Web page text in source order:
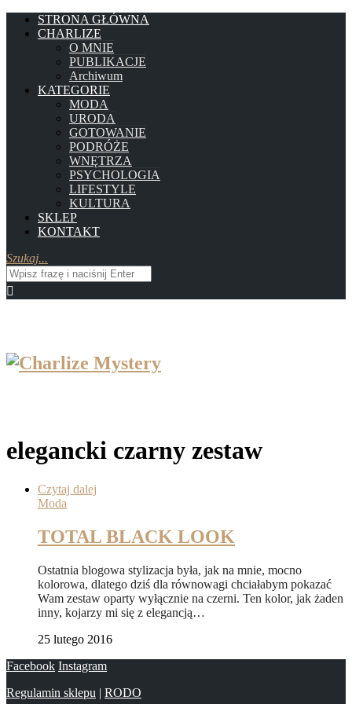
STRONA GŁÓWNA
CHARLIZE
O MNIE
PUBLIKACJE
Archiwum
KATEGORIE
MODA
URODA
GOTOWANIE
PODRÓŻE
WNĘTRZA
PSYCHOLOGIA
LIFESTYLE
KULTURA
SKLEP
KONTAKT
Szukaj...
elegancki czarny zestaw
Czytaj dalej
Moda
TOTAL BLACK LOOK
Ostatnia blogowa stylizacja była, jak na mnie, mocno
kolorowa, dlatego dziś dla równowagi chciałabym pokazać
Wam zestaw oparty wyłącznie na czerni. Ten kolor, jak żaden
inny, kojarzy mi się z elegancją…
25 lutego 2016
Facebook Instagram
Regulamin sklepu | RODO